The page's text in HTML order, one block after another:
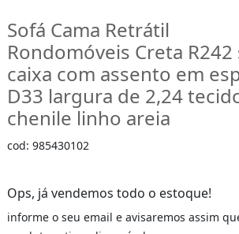
Sofá Cama Retrátil
Rondomóveis Creta R242
caixa com assento em
D33 largura de 2,24
chenile linho areia
cod: 985430102
Ops, já vendemos todo o estoque!
informe o seu email e avisaremos assim